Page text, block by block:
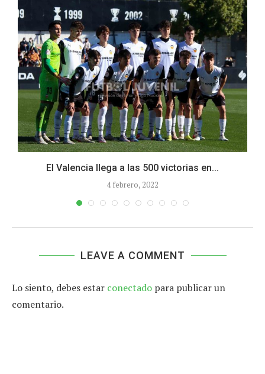
El Valencia llega a las 500 victorias en...
4 febrero, 2022
LEAVE A COMMENT
Lo siento, debes estar conectado para publicar un
comentario.